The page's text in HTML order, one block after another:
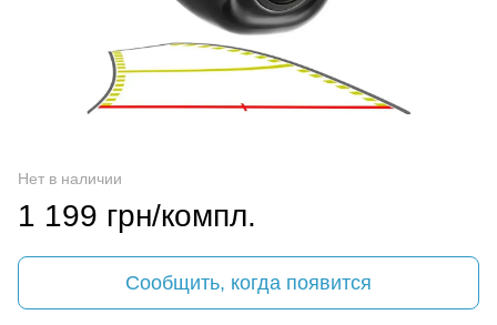
Нет в наличии
1 199 грн/компл.
Сообщить, когда появится